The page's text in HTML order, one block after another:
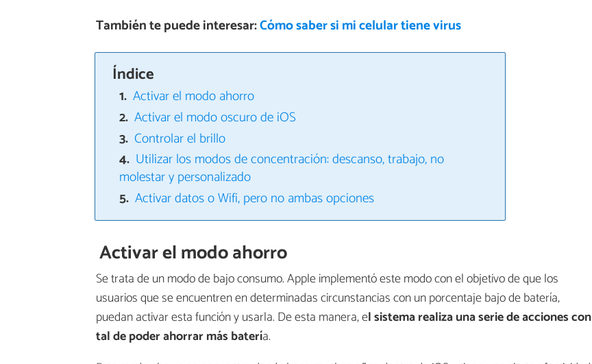
También te puede interesar:Cómo saber si mi celular tiene virus
Índice
Activar el modo ahorro
Activar el modo oscuro de iOS
Controlar el brillo
Utilizar los modos de concentración: descanso, trabajo, no
molestar y personalizado
Activar datos o Wifi, pero no ambas opciones
Activar el modo ahorro
Se trata de un modo de bajo consumo. Apple implementó este modo con el objetivo de que los
usuarios que se encuentren en determinadas circunstancias con un porcentaje bajo de batería,
puedan activar esta función y usarla. De esta manera, el sistema realiza una serie de acciones con
tal de poder ahorrar más batería.